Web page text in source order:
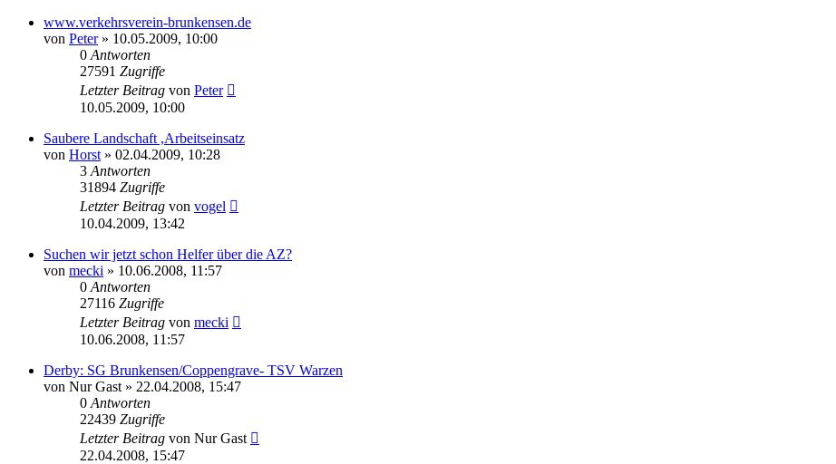
www.verkehrsverein-brunkensen.de
von Peter» 10.05.2009, 10:00
0 Antworten
27591 Zugriffe
Letzter Beitrag von Peter
10.05.2009, 10:00
Saubere Landschaft ,Arbeitseinsatz
von Horst » 02.04.2009, 10:28
3 Antworten
31894 Zugriffe
Letzter Beitrag von vogel
10.04.2009, 13:42
Suchen wir jetzt schon Helfer über die AZ?
von mecki » 10.06.2008, 11:57
0 Antworten
27116 Zugriffe
Letzter Beitrag von mecki
10.06.2008, 11:57
Derby: SG Brunkensen/Coppengrave- TSV Warzen
von Nur Gast » 22.04.2008, 15:47
0 Antworten
22439 Zugriffe
Letzter Beitrag von Nur Gast
22.04.2008, 15:47